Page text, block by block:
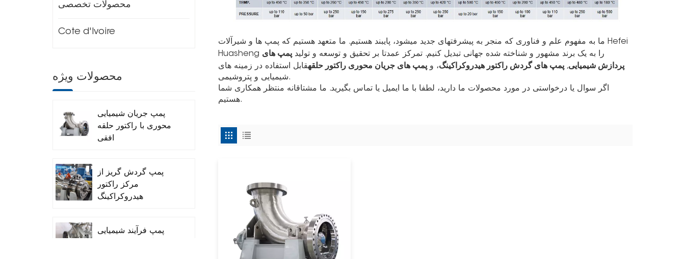
ما به مفهوم علم و فناوری که منجر به پیشرفتهای جدید میشود، پایبند هستیم. ما متعهد هستیم که پمپ ها و شیرآلات Hefei
Huasheng را به یک برند مشهور و شناخته شده جهانی تبدیل کنیم. تمرکز عمدتا بر تحقیق و توسعه و تولیدپمپ های
پردازش شیمیایی,پمپ های گردش راکتور هیدروکراکینگ، وپمپ های جریان محوری راکتور حلقهقابل استفاده در زمینه های
شیمیایی و پتروشیمی.
اگر سوال یا درخواستی در مورد محصولات ما دارید، لطفا با ما ایمیل یا تماس بگیرید. ما مشتاقانه منتظر همکاری شما
هستیم.
محصولات تخصصی
Cote d'Ivoire
محصولات ویژه
پمپ جریان شیمیایی
محوری با راکتور حلقه
افقی
پمپ گردش گریز از
مرکز راکتور
هیدروکراکینگ
پمپ فرآیند شیمیایی